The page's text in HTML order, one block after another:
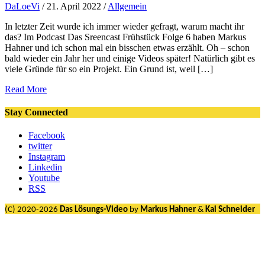
DaLoeVi / 21. April 2022 / Allgemein
In letzter Zeit wurde ich immer wieder gefragt, warum macht ihr
das? Im Podcast Das Sreencast Frühstück Folge 6 haben Markus
Hahner und ich schon mal ein bisschen etwas erzählt. Oh – schon
bald wieder ein Jahr her und einige Videos später! Natürlich gibt es
viele Gründe für so ein Projekt. Ein Grund ist, weil […]
Read More
Stay Connected
Facebook
twitter
Instagram
Linkedin
Youtube
RSS
(C) 2020-2026 Das Lösungs-Video by Markus Hahner & Kai Schneider